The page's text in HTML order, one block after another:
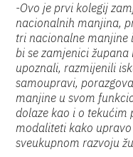
-Ovo je prvi kolegij
nacionalnih manjina,
tri nacionalne manjine
bi se zamjenici
upoznali, razmijenili
samoupravi,
manjine u svom
dolaze kao i o
modaliteti kako
sveukupnom razvoju